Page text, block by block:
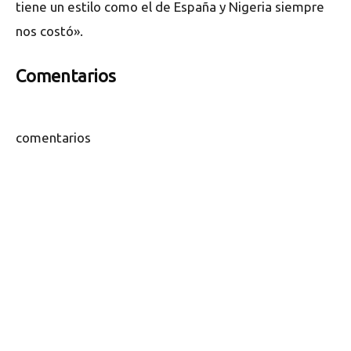
tiene un estilo como el de España y Nigeria siempre
nos costó».
Comentarios
comentarios